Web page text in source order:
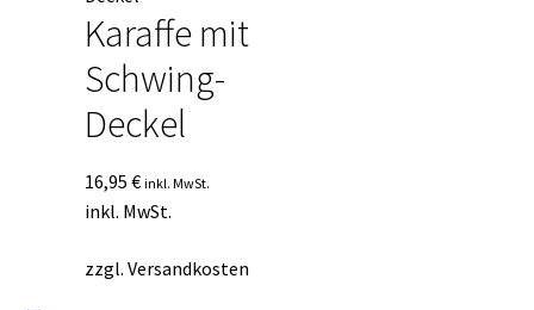
Karaffe mit
Schwing-
Deckel
16,95 € inkl. MwSt.
inkl. MwSt.
zzgl. Versandkosten